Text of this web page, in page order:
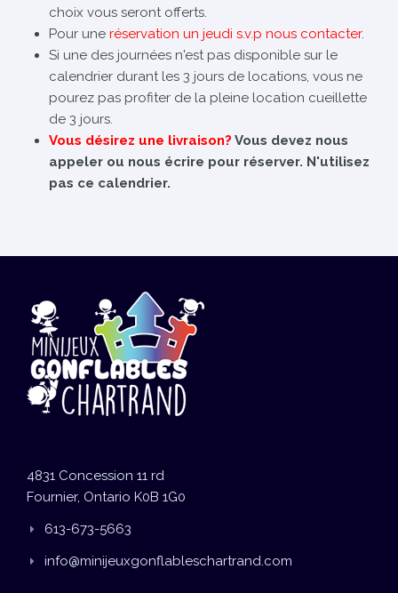
choix vous seront offerts.
Pour une réservation un jeudi s.v.p nous contacter.
Si une des journées n'est pas disponible sur le
calendrier durant les 3 jours de locations, vous ne
pourez pas profiter de la pleine location cueillette
de 3 jours.
Vous désirez une livraison? Vous devez nous
appeler ou nous écrire pour réserver. N'utilisez
pas ce calendrier.
4831 Concession 11 rd
Fournier, Ontario K0B 1G0
613-673-5663
info@minijeuxgonflableschartrand.com